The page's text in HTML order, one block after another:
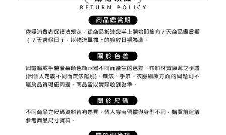
「AFTEE先享後付」，若未經同意申辦者引起之損失，本公司不負相關責
４．使用「AFTEE先享後付」時，將依據個別帳號之用戶狀況，依本公司即
時審查核予不同之上限額度；若仍有額度不足之情形，本公司將視審查結果
請求用戶進行身份認證。
恩沛科技股份有限公司將有權停止該用戶之使用額度並採取法律行動。
離島宅配
免運費